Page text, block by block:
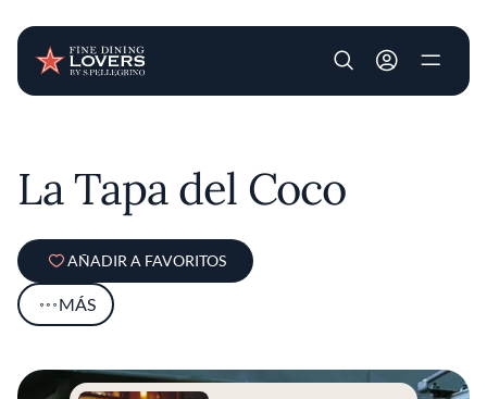
User account
La Tapa del Coco
AÑADIR A FAVORITOS
MÁS